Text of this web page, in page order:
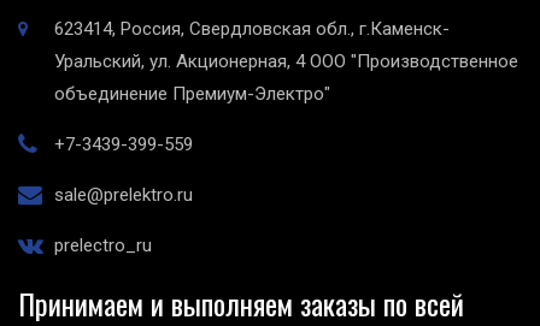
623414, Россия, Свердловская обл., г.Каменск-
Уральский, ул. Акционерная, 4 ООО "Производственное
объединение Премиум-Электро"
+7-3439-399-559
sale@prelektro.ru
prelectro_ru
Принимаем и выполняем заказы по всей